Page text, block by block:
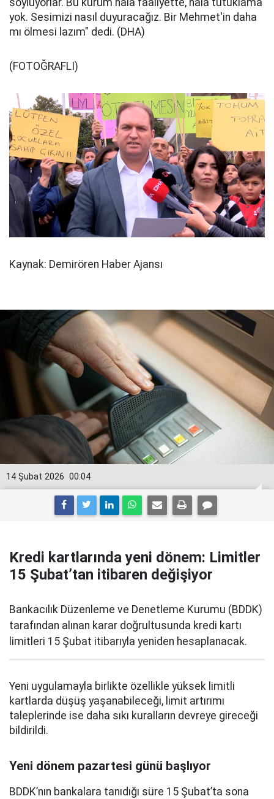
söylüyorlar. Bu kurum hala faaliyette, hala tutuklama
yok. Sesimizi nasıl duyuracağız. Bir Mehmet'in daha
mı ölmesi lazım" dedi. (DHA)
(FOTOĞRAFLI)
Kaynak: Demirören Haber Ajansı
00:04
14 Şubat 2026
Kredi kartlarında yeni dönem: Limitler
15 Şubat’tan itibaren değişiyor
Bankacılık Düzenleme ve Denetleme Kurumu (BDDK)
tarafından alınan karar doğrultusunda kredi kartı
limitleri 15 Şubat itibarıyla yeniden hesaplanacak.
Yeni uygulamayla birlikte özellikle yüksek limitli
kartlarda düşüş yaşanabileceği, limit artırımı
taleplerinde ise daha sıkı kuralların devreye gireceği
bildirildi.
Yeni dönem pazartesi günü başlıyor
BDDK’nın bankalara tanıdığı süre 15 Şubat’ta sona